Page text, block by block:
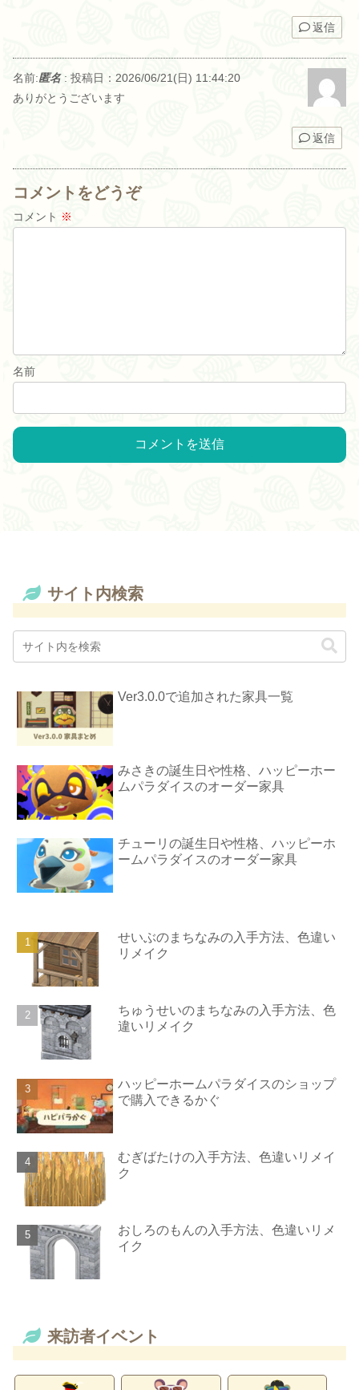
返信
名前:匿名: 投稿日：2026/06/21(日) 11:44:20
ありがとうございます
返信
コメントをどうぞ
コメント ※
名前
サイト内検索
Ver3.0.0で追加された家具一覧
みさきの誕生日や性格、ハッピーホー
ムパラダイスのオーダー家具
チューリの誕生日や性格、ハッピーホ
ームパラダイスのオーダー家具
せいぶのまちなみの入手方法、色違い
リメイク
ちゅうせいのまちなみの入手方法、色
違いリメイク
ハッピーホームパラダイスのショップ
で購入できるかぐ
むぎばたけの入手方法、色違いリメイ
ク
おしろのもんの入手方法、色違いリメ
イク
来訪者イベント